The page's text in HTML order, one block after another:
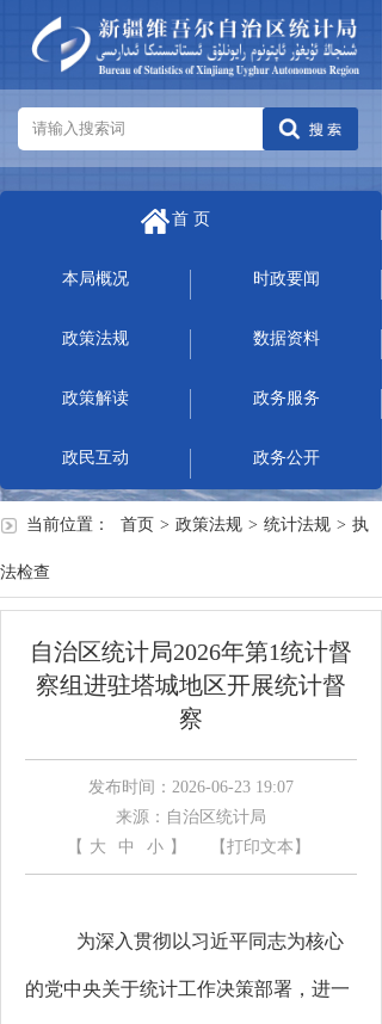
首 页
本局概况 时政要闻
政策法规 数据资料
政策解读 政务服务
政民互动 政务公开
当前位置： 首页 > 政策法规 > 统计法规 > 执
法检查
自治区统计局2026年第1统计督
察组进驻塔城地区开展统计督
察
发布时间：2026-06-23 19:07
来源：自治区统计局
【 大 中 小 】 【打印文本】
为深入贯彻 以习近平同志为核心
的党中央关于统计工作决策部署，进一